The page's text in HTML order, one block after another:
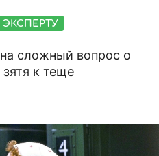
сложный вопрос о
зятя к теще